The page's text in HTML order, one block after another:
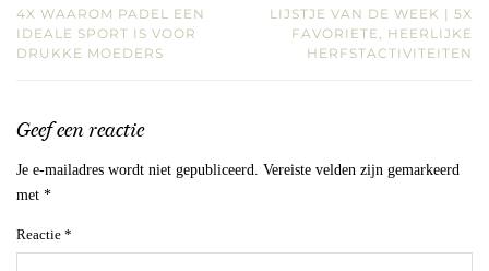
4X WAAROM PADEL EEN
IDEALE SPORT IS VOOR
DRUKKE MOEDERS
LIJSTJE VAN DE WEEK | 5X
FAVORIETE, HEERLIJKE
HERFSTACTIVITEITEN
Geef een reactie
Je e-mailadres wordt niet gepubliceerd.
Vereiste velden zijn gemarkeerd
met *
Reactie *